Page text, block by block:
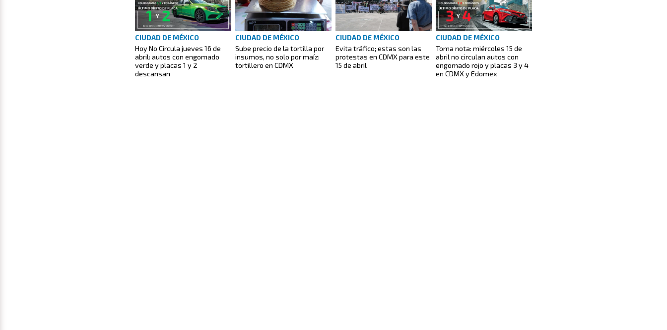
CIUDAD DE MÉXICO
Hoy No Circula jueves 16 de
abril: autos con engomado
verde y placas 1 y 2
descansan
CIUDAD DE MÉXICO
Sube precio de la tortilla por
insumos, no solo por maíz:
tortillero en CDMX
CIUDAD DE MÉXICO
Evita tráfico; estas son las
protestas en CDMX para este
15 de abril
CIUDAD DE MÉXICO
Toma nota: miércoles 15 de
abril no circulan autos con
engomado rojo y placas 3 y 4
en CDMX y Edomex